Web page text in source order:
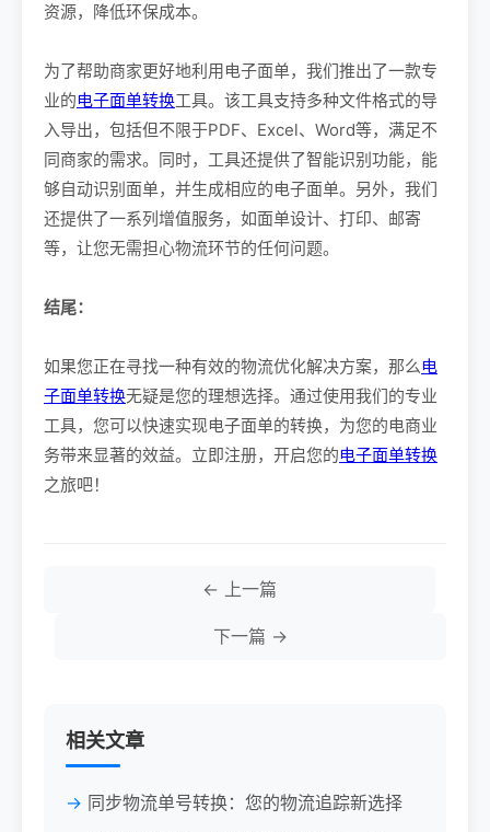
资源，降低环保成本。
为了帮助商家更好地利用电子面单，我们推出了一款专
业的电子面单转换工具。该工具支持多种文件格式的导
入导出，包括但不限于PDF、Excel、Word等，满足不
同商家的需求。同时，工具还提供了智能识别功能，能
够自动识别面单，并生成相应的电子面单。另外，我们
还提供了一系列增值服务，如面单设计、打印、邮寄
等，让您无需担心物流环节的任何问题。
结尾：
如果您正在寻找一种有效的物流优化解决方案，那么电
子面单转换无疑是您的理想选择。通过使用我们的专业
工具，您可以快速实现电子面单的转换，为您的电商业
务带来显著的效益。立即注册，开启您的电子面单转换
之旅吧！
← 上一篇
下一篇 →
相关文章
同步物流单号转换：您的物流追踪新选择